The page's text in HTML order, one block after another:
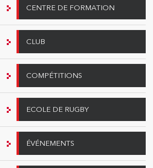
CENTRE DE FORMATION
CLUB
COMPÉTITIONS
ECOLE DE RUGBY
ÉVÉNEMENTS